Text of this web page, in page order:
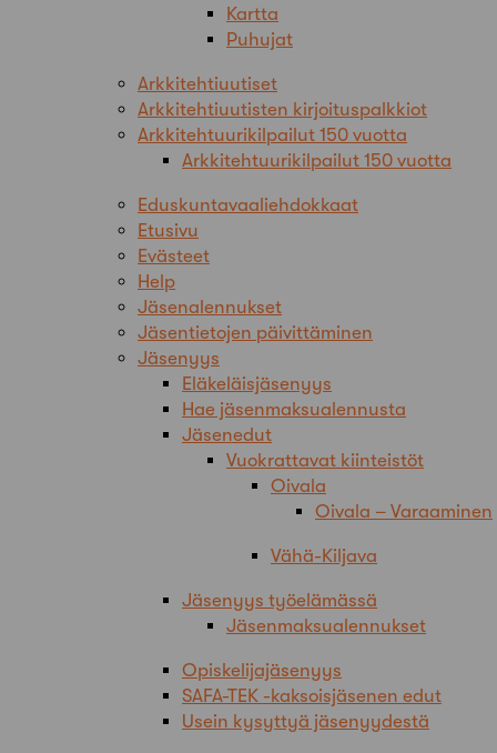
Kartta
Puhujat
Arkkitehtiuutiset
Arkkitehtiuutisten kirjoituspalkkiot
Arkkitehtuurikilpailut 150 vuotta
Arkkitehtuurikilpailut 150 vuotta
Eduskuntavaaliehdokkaat
Etusivu
Evästeet
Help
Jäsenalennukset
Jäsentietojen päivittäminen
Jäsenyys
Eläkeläisjäsenyys
Hae jäsenmaksualennusta
Jäsenedut
Vuokrattavat kiinteistöt
Oivala
Oivala – Varaaminen
Vähä-Kiljava
Jäsenyys työelämässä
Jäsenmaksualennukset
Opiskelijajäsenyys
SAFA-TEK -kaksoisjäsenen edut
Usein kysyttyä jäsenyydestä